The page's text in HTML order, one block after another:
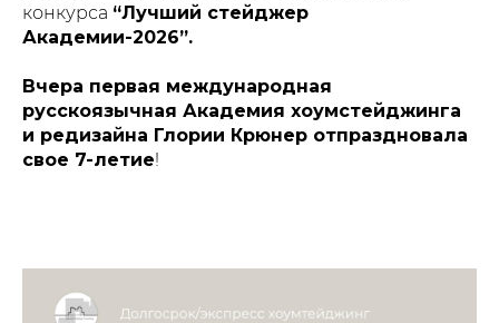
конкурса “Лучший стейджер
Академии-2026”.
Вчера первая международная
русскоязычная Академия хоумстейджинга
и редизайна Глории Крюнер отпраздновала
свое 7-летие!